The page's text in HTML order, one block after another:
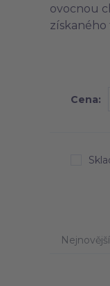
ovocnou
Cena:
Nejnovější